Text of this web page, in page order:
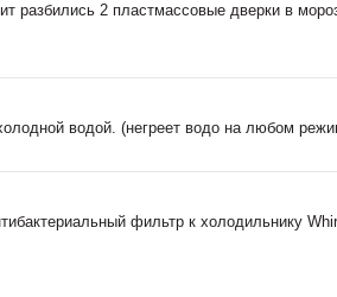
разбились 2 пластмассовые дверки в
водой. (негреет водо на любом
фильтр к холодильнику